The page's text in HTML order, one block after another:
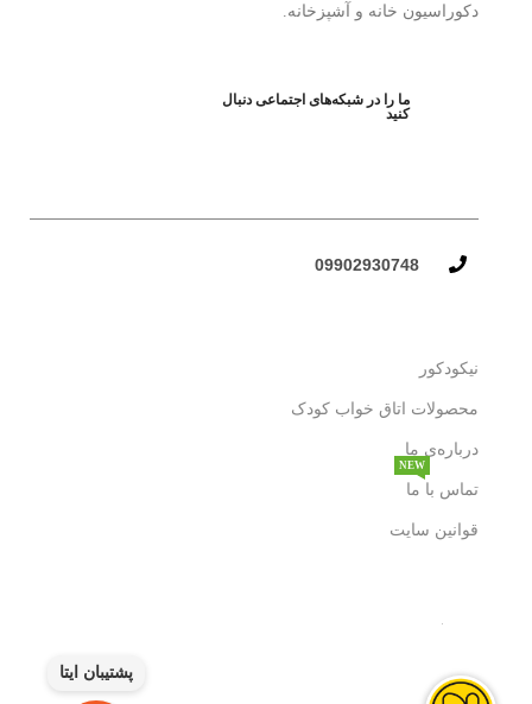
پشتیبان ایتا
دکوراسیون خانه و آشپزخانه.
ما را در شبکه‌های اجتماعی دنبال
کنید
09902930748​
نیکودکور
محصولات اتاق خواب کودک
درباره‌ی ما
تماس با ما
NEW
قوانین سایت